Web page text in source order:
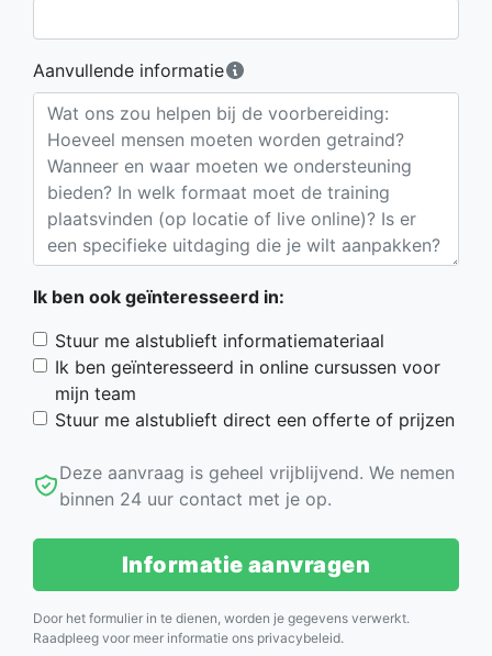
Aanvullende informatie
Ik ben ook geïnteresseerd in:
Stuur me alstublieft informatiemateriaal
Ik ben geïnteresseerd in online cursussen voor
mijn team
Stuur me alstublieft direct een offerte of prijzen
Deze aanvraag is geheel vrijblijvend. We nemen
binnen 24 uur contact met je op.
Informatie aanvragen
Door het formulier in te dienen, worden je gegevens verwerkt.
Raadpleeg voor meer informatie ons privacybeleid.